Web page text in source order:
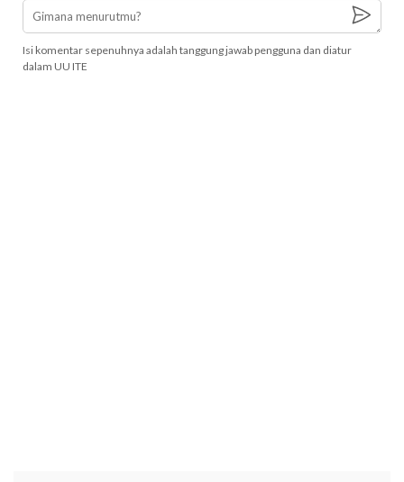
Isi komentar sepenuhnya adalah tanggung jawab pengguna dan diatur
dalam UU ITE